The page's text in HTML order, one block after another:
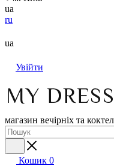
ua
ru
ua
Увійти
магазин вечірніх та
Кошик 0